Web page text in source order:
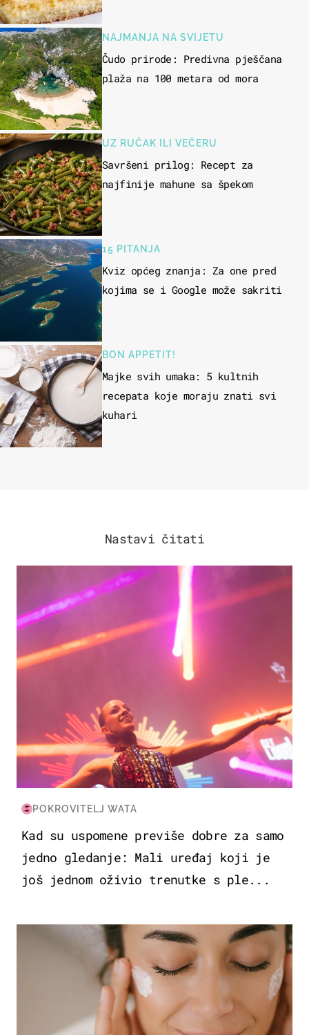
NAJMANJA NA SVIJETU
Čudo prirode: Predivna pješčana
plaža na 100 metara od mora
UZ RUČAK ILI VEČERU
Savršeni prilog: Recept za
najfinije mahune sa špekom
15 PITANJA
Kviz općeg znanja: Za one pred
kojima se i Google može sakriti
BON APPETIT!
Majke svih umaka: 5 kultnih
recepata koje moraju znati svi
kuhari
Nastavi čitati
KULTURA & ZABAVA
POKROVITELJ WATA
Kad su uspomene previše dobre za samo
jedno gledanje: Mali uređaj koji je
još jednom oživio trenutke s ple...
MODA & LJEPOTA